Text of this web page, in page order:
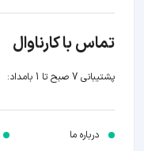
تماس با کارناوال
پشتیبانی 7 صبح تا 1 بامداد:
درباره ما